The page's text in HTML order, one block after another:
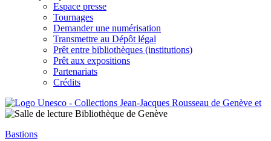
Espace presse
Tournages
Demander une numérisation
Transmettre au Dépôt légal
Prêt entre bibliothèques (institutions)
Prêt aux expositions
Partenariats
Crédits
Bastions